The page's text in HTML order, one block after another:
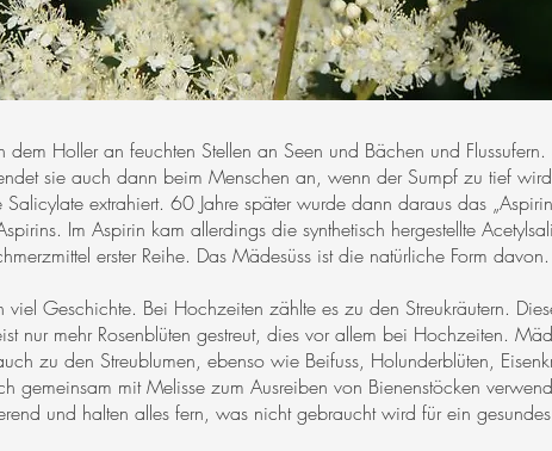
dem Holler an feuchten Stellen an Seen und Bächen und
sie auch dann beim Menschen an, wenn der Sumpf zu tief
Salicylate extrahiert. 60 Jahre später wurde dann daraus das
Im Aspirin kam allerdings die synthetisch hergestellte
erster Reihe. Das Mädesüss ist die natürliche Form davon.
viel Geschichte. Bei Hochzeiten zählte es zu den Streukräutern.
nur mehr Rosenblüten gestreut, dies vor allem bei Hochzeiten.
zu den Streublumen, ebenso wie Beifuss, Holunderblüten,
gemeinsam mit Melisse zum Ausreiben von Bienenstöcken
und halten alles fern, was nicht gebraucht wird für ein